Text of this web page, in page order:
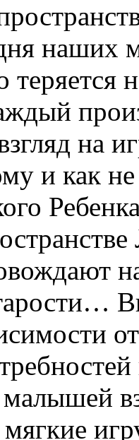
наших
теряется
на
и как